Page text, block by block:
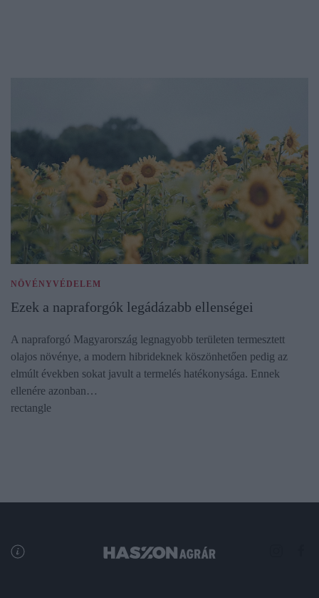
NÖVÉNYVÉDELEM
Ezek a napraforgók legádázabb ellenségei
A napraforgó Magyarország legnagyobb területen termesztett
olajos növénye, a modern hibrideknek köszönhetően pedig az
elmúlt években sokat javult a termelés hatékonysága. Ennek
ellenére azonban…
rectangle